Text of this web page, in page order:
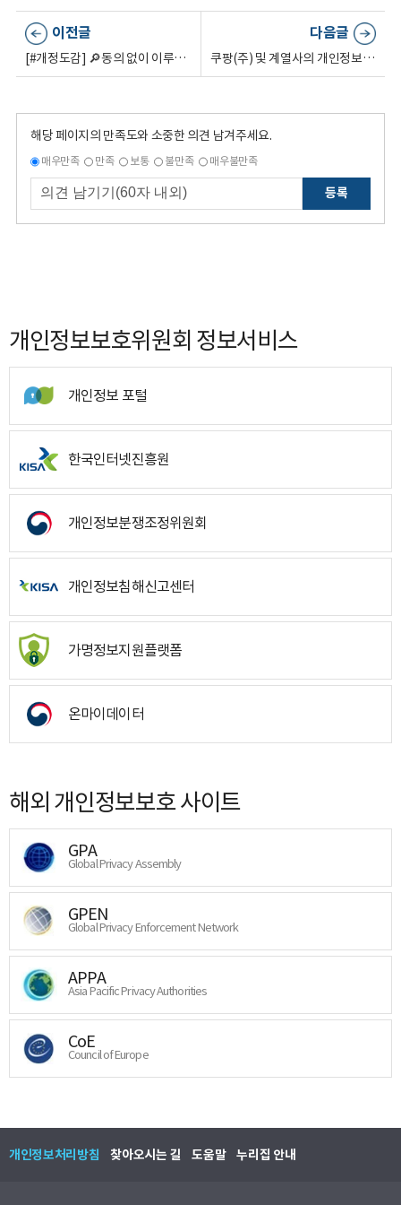
이전글
[#개정도감] 🔎동의 없이 이루어지는 인터넷 속 추적의 실체!
다음글
쿠팡(주) 및 계열사의 개인정보 유출 및 침해 제재처분 의결
해당 페이지의 만족도와 소중한 의견 남겨주세요.
매우만족 만족 보통 불만족 매우불만족
등록
개인정보보호위원회 정보서비스
개인정보 포털
한국인터넷진흥원
개인정보분쟁조정위원회
개인정보침해신고센터
가명정보지원플랫폼
온마이데이터
해외 개인정보보호 사이트
GPA
Global Privacy Assembly
GPEN
Global Privacy Enforcement Network
APPA
Asia Pacific Privacy Authorities
CoE
Council of Europe
개인정보처리방침 찾아오시는 길 도움말 누리집 안내